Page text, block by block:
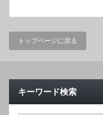
トップページに戻る
キーワード検索